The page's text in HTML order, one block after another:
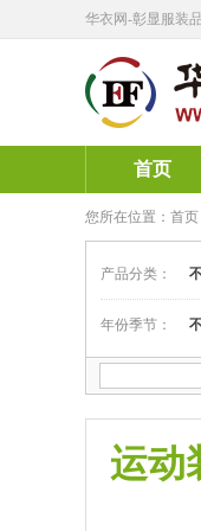
华衣网-彰显服装
首页
您所在位置： 首页
产品分类：
年份季节：
运动